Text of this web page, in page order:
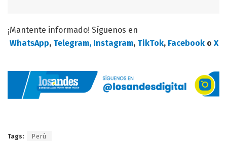
¡Mantente informado! Síguenos en
WhatsApp, Telegram, Instagram, TikTok, Facebook o X
Tags: Perú